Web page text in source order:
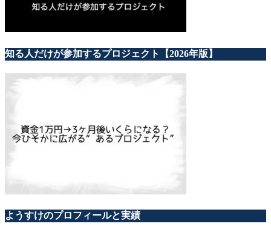
知る人だけが参加するプロジェクト【2026年版】
ようすけのプロフィールと実績